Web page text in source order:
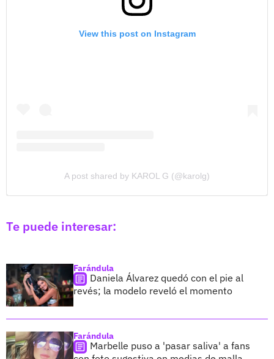
View this post on Instagram
A post shared by KAROL G (@karolg)
Te puede interesar:
Farándula
Daniela Álvarez quedó con el pie al
revés; la modelo reveló el momento
Farándula
Marbelle puso a 'pasar saliva' a fans